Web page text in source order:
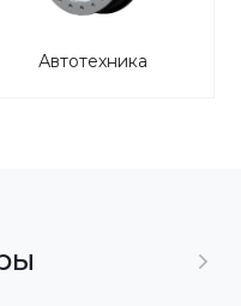
Автотехника